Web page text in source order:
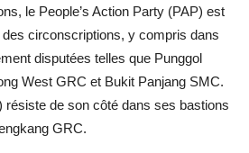
le People’s Action Party (PAP) est
circonscriptions, y compris dans
disputées telles que Punggol
West GRC et Bukit Panjang SMC.
résiste de son côté dans ses bastions
GRC.